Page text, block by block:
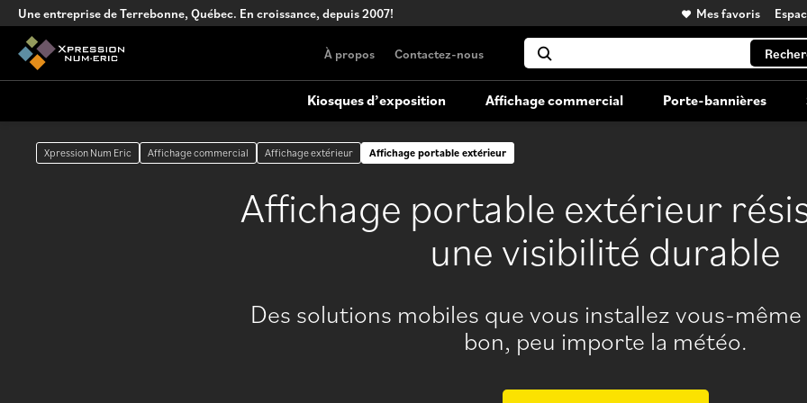
Une entreprise de Terrebonne, Québec. En croissance, depuis 2007! Mes favoris
À propos Contactez-nous
Kiosques d’exposition
Kiosque sur mesure
Conception de kiosque complexe, clé
en main
Comptoir portables versatiles pour
événements
Kiosques d'exposition versatiles et
transportables
Louez votre kiosque grand format
Affichage commercial
Affichage extérieur Affichage grand format
Porte-bannières
Xpression Num Eric Affichage commercial Affichage extérieur Affichage portable extérieur
Affichage portable extérieur
une visibilité durable
Des solutions mobiles que vous installez vous-
bon, peu importe la météo.